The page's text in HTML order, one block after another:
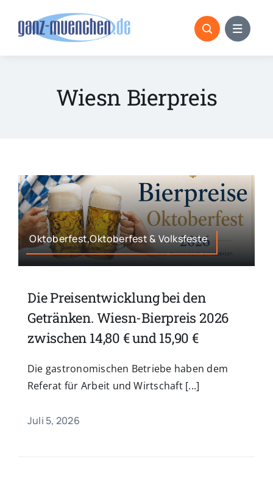
Wiesn Bierpreis
Oktoberfest,Oktoberfest & Volksfeste
Die Preisentwicklung bei den
Getränken. Wiesn-Bierpreis 2026
zwischen 14,80 € und 15,90 €
Die gastronomischen Betriebe haben dem
Referat für Arbeit und Wirtschaft [...]
Juli 5, 2026